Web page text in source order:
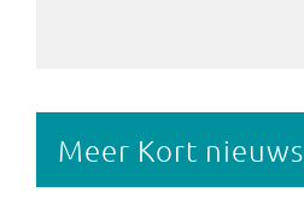
Meer Kort nieuws